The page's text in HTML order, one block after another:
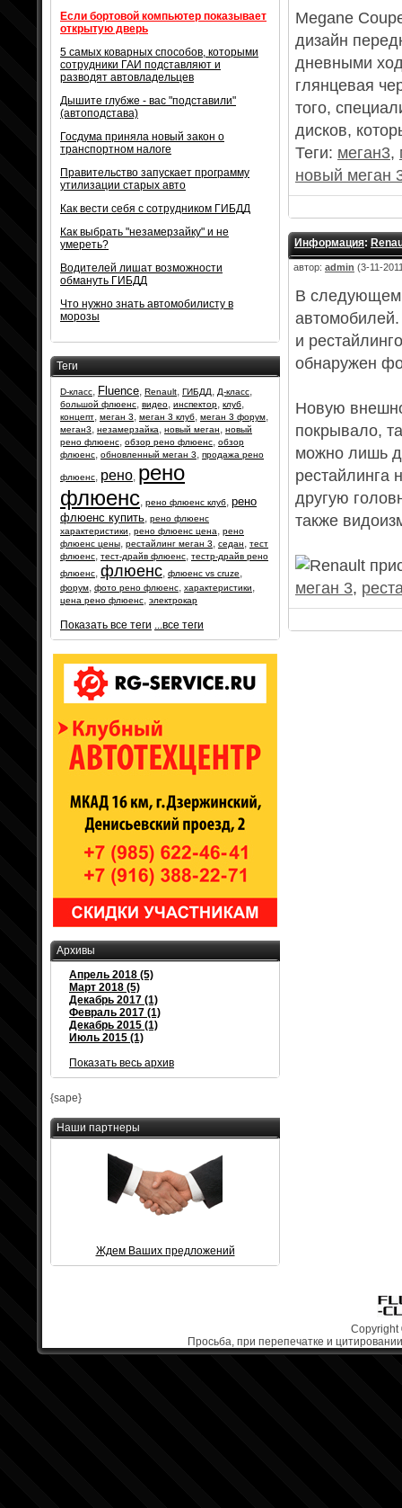
Megane
дизайн
дневными
глянцевая
того,
дисков,
Теги: меган3,
новый меган
Информация:
автор: admin (3-11-
В следующем
автомобилей.
и
обнаружен
Новую
покрывало,
можно лишь
рестайлинга
другую
также
меган 3,
Если бортовой компьютер показывает
открытую дверь
5 самых коварных способов, которыми
сотрудники ГАИ подставляют и
разводят автовладельцев
Дышите глубже - вас "подставили"
(автоподстава)
Госдума приняла новый закон о
транспортном налоге
Правительство запускает программу
утилизации старых авто
Как вести себя с сотрудником ГИБДД
Как выбрать "незамерзайку" и не
умереть?
Водителей лишат возможности
обмануть ГИБДД
Что нужно знать автомобилисту в
морозы
Теги
D-класс, Fluence, Renault, ГИБДД, Д-класс,
большой флюенс, видео, инспектор, клуб,
концепт, меган 3, меган 3 клуб, меган 3 форум,
меган3, незамерзайка, новый меган, новый
рено флюенс, обзор рено флюенс, обзор
флюенс, обновленный меган 3, продажа рено
флюенс, рено, рено
флюенс, рено флюенс клуб, рено
флюенс купить, рено флюенс
характеристики, рено флюенс цена, рено
флюенс цены, рестайлинг меган 3, седан, тест
флюенс, тест-драйв флюенс, тестр-драйв рено
флюенс, флюенс, флюенс vs cruze,
форум, фото рено флюенс, характеристики,
цена рено флюенс, электрокар
Показать все теги ...все теги
Архивы
Апрель 2018 (5)
Март 2018 (5)
Декабрь 2017 (1)
Февраль 2017 (1)
Декабрь 2015 (1)
Июль 2015 (1)
Показать весь архив
{sape}
Наши партнеры
Ждем Ваших предложений
Copyright
Просьба, при перепечатке и